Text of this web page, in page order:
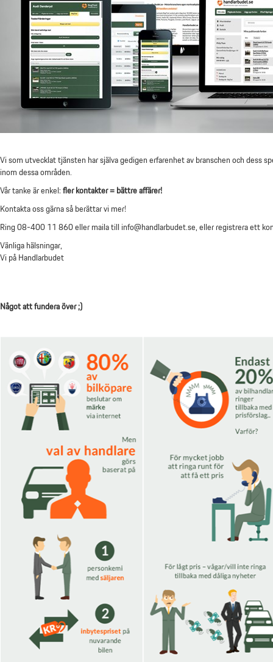
Vi som utvecklat tjänsten har själva gedigen erfarenhet av branschen och dess
inom dessa områden.
Vår tanke är enkel:fler kontakter = bättre affärer!
Kontakta oss gärna så berättar vi mer!
Ring 08-400 11 860 eller maila till info@handlarbudet.se, eller registrera ett
Vänliga hälsningar,
Vi på Handlarbudet
Något att fundera över ;)